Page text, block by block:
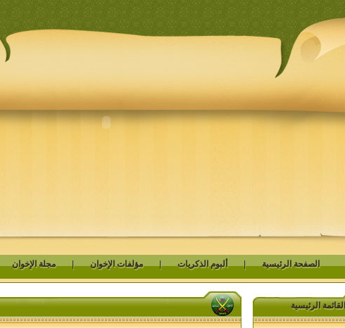
الصفحة الرئيسية | ألبوم الذكريات | مؤلفات الإخوان | مجلة الإخوان
القائمة الرئيسية